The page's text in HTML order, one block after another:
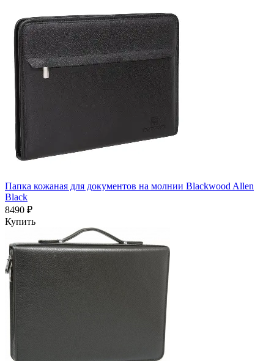
Папка кожаная для документов на молнии Blackwood Allen
Black
8490 ₽
Купить